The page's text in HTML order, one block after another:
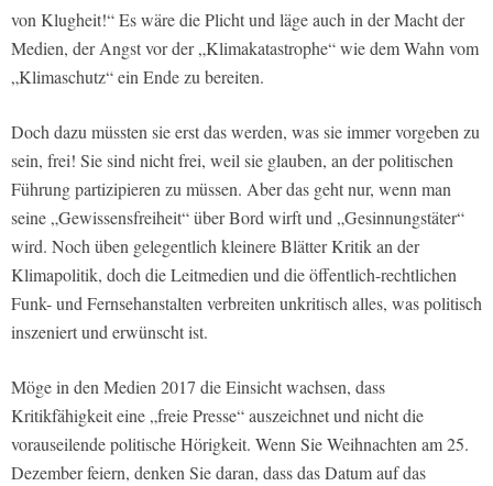
von Klugheit!“ Es wäre die Plicht und läge auch in der Macht der
Medien, der Angst vor der „Klimakatastrophe“ wie dem Wahn vom
„Klimaschutz“ ein Ende zu bereiten.
Doch dazu müssten sie erst das werden, was sie immer vorgeben zu
sein, frei! Sie sind nicht frei, weil sie glauben, an der politischen
Führung partizipieren zu müssen. Aber das geht nur, wenn man
seine „Gewissensfreiheit“ über Bord wirft und „Gesinnungstäter“
wird. Noch üben gelegentlich kleinere Blätter Kritik an der
Klimapolitik, doch die Leitmedien und die öffentlich-rechtlichen
Funk- und Fernsehanstalten verbreiten unkritisch alles, was politisch
inszeniert und erwünscht ist.
Möge in den Medien 2017 die Einsicht wachsen, dass
Kritikfähigkeit eine „freie Presse“ auszeichnet und nicht die
vorauseilende politische Hörigkeit. Wenn Sie Weihnachten am 25.
Dezember feiern, denken Sie daran, dass das Datum auf das